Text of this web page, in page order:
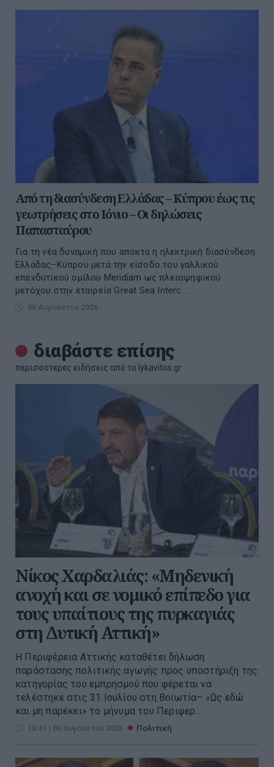
Από τη διασύνδεση Ελλάδας – Κύπρου έως τις
γεωτρήσεις στο Ιόνιο – Οι δηλώσεις
Παπασταύρου
Για τη νέα δυναμική που αποκτά η ηλεκτρική διασύνδεση
Ελλάδας–Κύπρου μετά την είσοδο του γαλλικού
επενδυτικού ομίλου Meridiam ως πλειοψηφικού
μετόχου στην εταιρεία Great Sea Interc...
06 Αυγούστου 2026
διαβάστε επίσης
περισσότερες ειδήσεις από το lykavitos.gr
Νίκος Χαρδαλιάς: «Μηδενική
ανοχή και σε νομικό επίπεδο για
τους υπαίτιους της πυρκαγιάς
στη Δυτική Αττική»
Η Περιφέρεια Αττικής καταθέτει δήλωση
παράστασης πολιτικής αγωγής προς υποστήριξη της
κατηγορίας του εμπρησμού που φέρεται να
τελέστηκε στις 31 Ιουλίου στη Βοιωτία– «Ως εδώ
και μη παρέκει» το μήνυμα του Περιφερ...
10:41 | 06 Αυγούστου 2026 Πολιτική